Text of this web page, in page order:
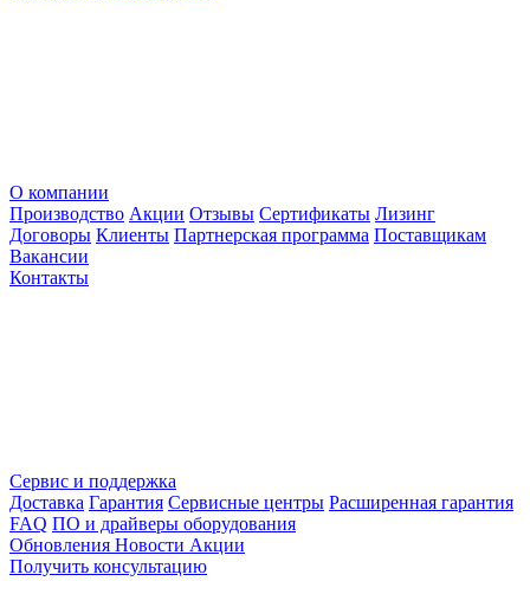
О компании
Производство Акции Отзывы Сертификаты Лизинг
Договоры Клиенты Партнерская программа Поставщикам
Вакансии
Контакты
Сервис и поддержка
Доставка Гарантия Сервисные центры Расширенная гарантия
FAQ ПО и драйверы оборудования
Обновления Новости Акции
Получить консультацию